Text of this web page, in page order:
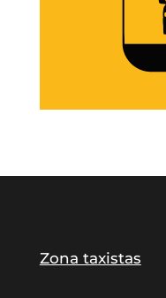
Zona taxistas